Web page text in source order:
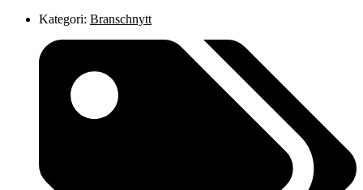
Kategori: Branschnytt